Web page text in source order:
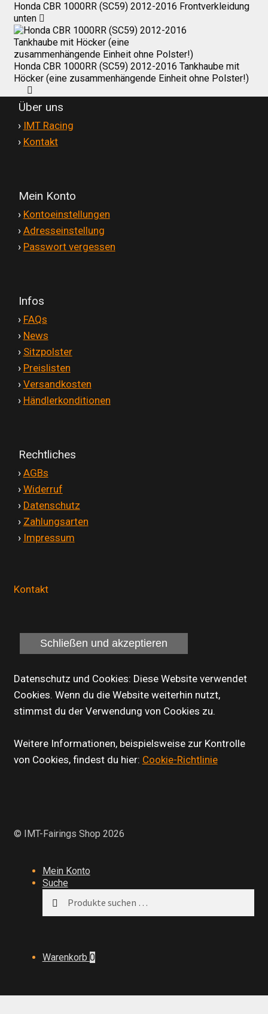
Honda CBR 1000RR (SC59) 2012-2016 Frontverkleidung
unten
Honda CBR 1000RR (SC59) 2012-2016 Tankhaube mit
Höcker (eine zusammenhängende Einheit ohne Polster!)
Über uns
› IMT Racing
› Kontakt
Mein Konto
› Kontoeinstellungen
› Adresseinstellung
› Passwort vergessen
Infos
› FAQs
› News
› Sitzpolster
› Preislisten
› Versandkosten
› Händlerkonditionen
Rechtliches
› AGBs
› Widerruf
› Datenschutz
› Zahlungsarten
› Impressum
Kontakt
Datenschutz und Cookies: Diese Website verwendet
Cookies. Wenn du die Website weiterhin nutzt,
stimmst du der Verwendung von Cookies zu.
Weitere Informationen, beispielsweise zur Kontrolle
von Cookies, findest du hier: Cookie-Richtlinie
© IMT-Fairings Shop 2026
Mein Konto
Suche
nach:
Warenkorb 0